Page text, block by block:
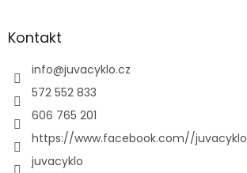
Kontakt
info@juvacyklo.cz
572 552 833
606 765 201
https://www.facebook.com//juvacyklo
juvacyklo